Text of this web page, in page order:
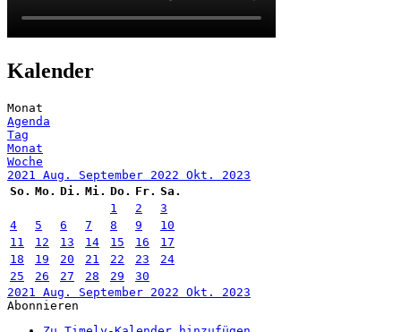
Kalender
Monat
Agenda
Tag
Monat
Woche
2021 Aug. September 2022 Okt. 2023
So. Mo. Di. Mi. Do. Fr. Sa.
1
2
3
4
5 6 7 8 9
10
11
12 13 14 15 16
17
18
19 20 21 22 23
24
25
26 27 28 29
30
2021 Aug. September 2022 Okt. 2023
Abonnieren